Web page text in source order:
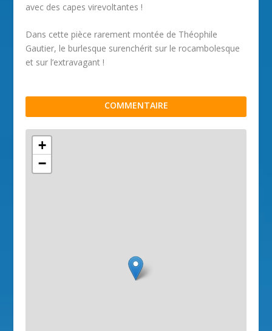
avec des capes virevoltantes !
Dans cette pièce rarement montée de Théophile
Gautier, le burlesque surenchérit sur le rocambolesque
et sur l’extravagant !
COMMENTAIRE
+
−